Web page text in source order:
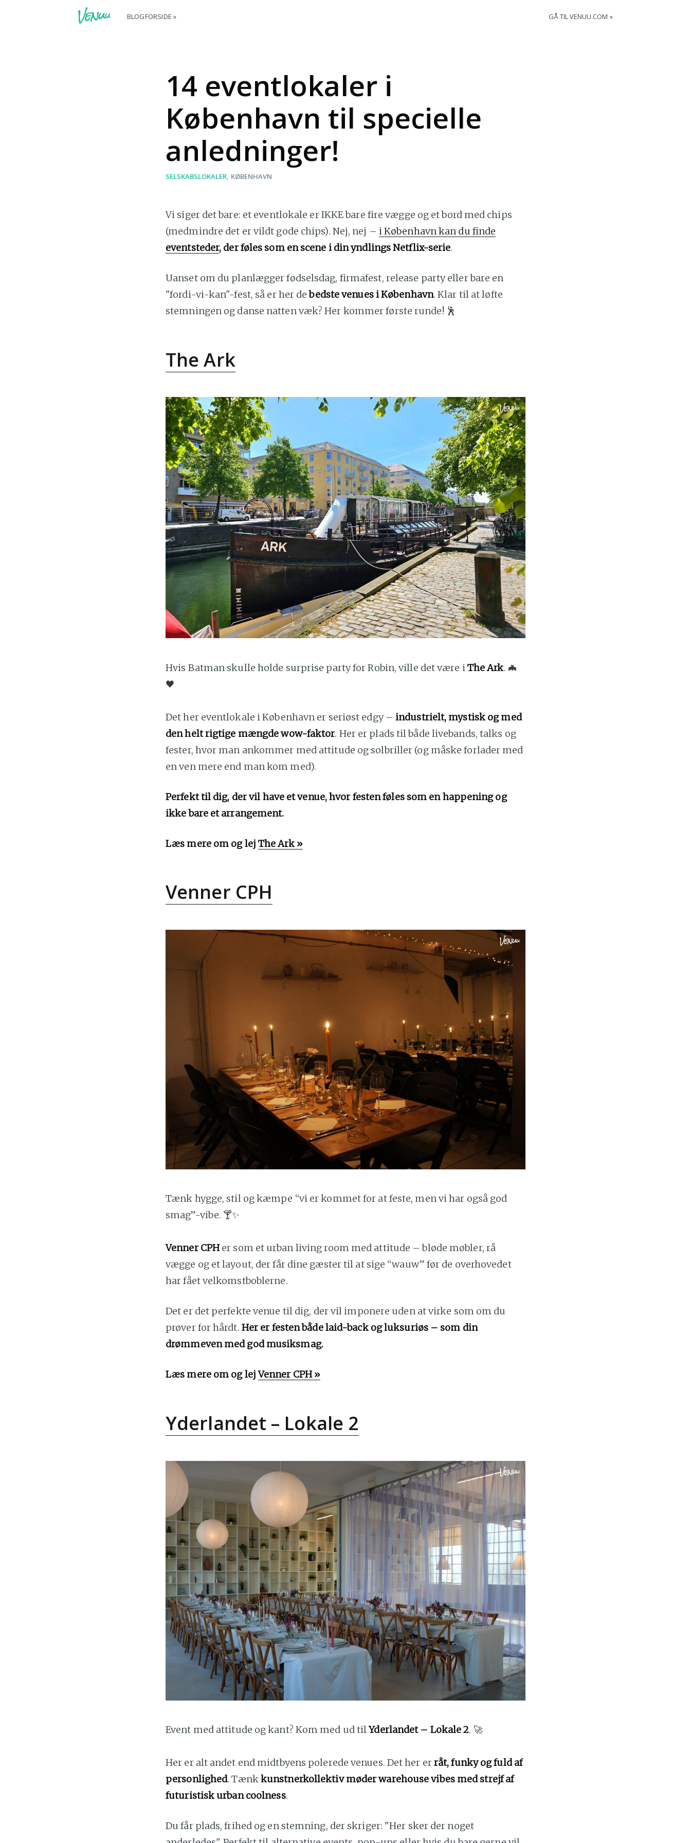
BLOGFORSIDE » GÅ TIL VENUU.COM
14 eventlokaler i
København til specielle
anledninger!
SELSKABSLOKALER KØBENHAVN
Vi siger det bare: et eventlokale er IKKE bare fire vægge og et bord med chips
(medmindre det er vildt gode chips). Nej, nej – i København kan du finde
eventsteder, der føles som en scene i din yndlings Netflix-serie.
Uanset om du planlægger fødselsdag, firmafest, release party eller bare en
"fordi-vi-kan"-fest, så er her debedste venues i København. Klar til at løfte
stemningen og danse natten væk? Her kommer første runde! 🕺
The Ark
Hvis Batman skulle holde surprise party for Robin, ville det være i The Ark. 🦇
🖤
Det her eventlokale i København er seriøst edgy – industrielt, mystisk og med
den helt rigtige mængde wow-faktor. Her er plads til både livebands, talks og
fester, hvor man ankommer med attitude og solbriller (og måske forlader med
en ven mere end man kom med).
Perfekt til dig, der vil have et venue, hvor festen føles som en happening og
ikke bare et arrangement.
Læs mere om og lej The Ark »
Venner CPH
Tænk hygge, stil og kæmpe “vi er kommet for at feste, men vi har også god
smag”-vibe. 🍸✨
Venner CPHer som et urban living room med attitude – bløde møbler, rå
vægge og et layout, der får dine gæster til at sige “wauw” før de overhovedet
har fået velkomstboblerne.
Det er det perfekte venue til dig, der vil imponere uden at virke som om du
prøver for hårdt. Her er festen både laid-back og luksuriøs – som din
drømmeven med god musiksmag.
Læs mere om og lejVenner CPH »
Yderlandet – Lokale 2
Event med attitude og kant? Kom med ud tilYderlandet – Lokale 2. 🚀
Her er alt andet end midtbyens polerede venues. Det her erråt, funky og fuld af
personlighed. Tænkkunstnerkollektiv møder warehouse vibes med strejf af
futuristisk urban coolness.
Du får plads, frihed og en stemning, der skriger: "Her sker der noget